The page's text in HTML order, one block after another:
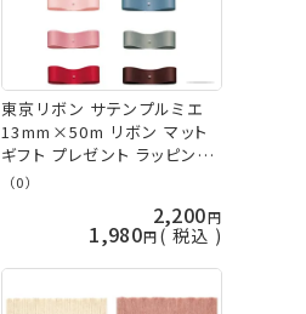
東京リボン サテンプルミエ
13mm×50m リボン マット
ギフト プレゼント ラッピング
手芸の山久
（0）
2,200
1,980 税込